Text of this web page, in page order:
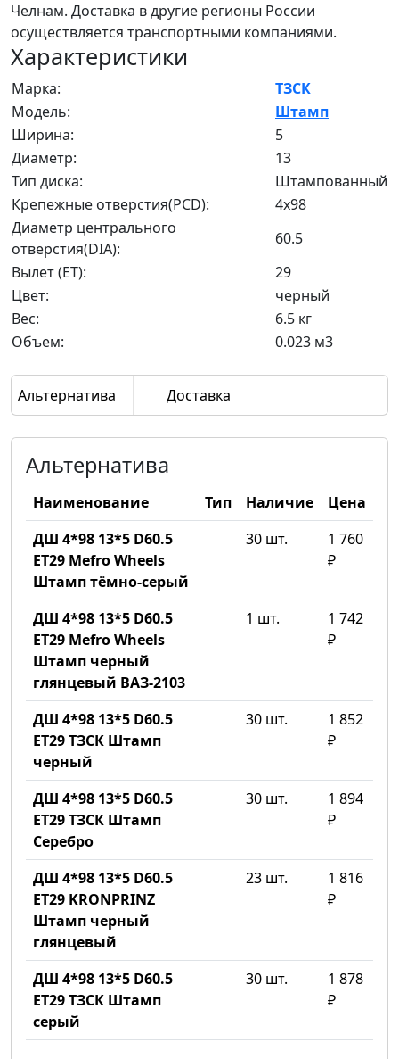
Челнам. Доставка в другие регионы России
осуществляется транспортными компаниями.
Характеристики
Марка:
ТЗСК
Модель:
Штамп
Ширина:
5
Диаметр:
13
Тип диска:
Штампованный
Крепежные отверстия(PCD):
4x98
Диаметр центрального
отверстия(DIA):
60.5
Вылет (ET):
29
Цвет:
черный
Вес:
6.5 кг
Объем:
0.023 м3
Альтернатива Доставка
Альтернатива
Наименование Тип Наличие
Цена
ДШ 4*98 13*5 D60.5
ET29 Mefro Wheels
Штамп тёмно-серый
30 шт.
1 760
₽
ДШ 4*98 13*5 D60.5
ET29 Mefro Wheels
Штамп черный
глянцевый ВАЗ-2103
1 шт.
1 742
₽
ДШ 4*98 13*5 D60.5
ET29 ТЗСК Штамп
черный
30 шт.
1 852
₽
ДШ 4*98 13*5 D60.5
ET29 ТЗСК Штамп
Серебро
30 шт.
1 894
₽
ДШ 4*98 13*5 D60.5
ET29 KRONPRINZ
Штамп черный
глянцевый
23 шт.
1 816
₽
ДШ 4*98 13*5 D60.5
ET29 ТЗСК Штамп
серый
30 шт.
1 878
₽